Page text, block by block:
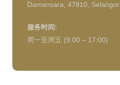
Damansara, 47810, Selangor
服务时间:
周一至周五 (9:00 – 17:00)